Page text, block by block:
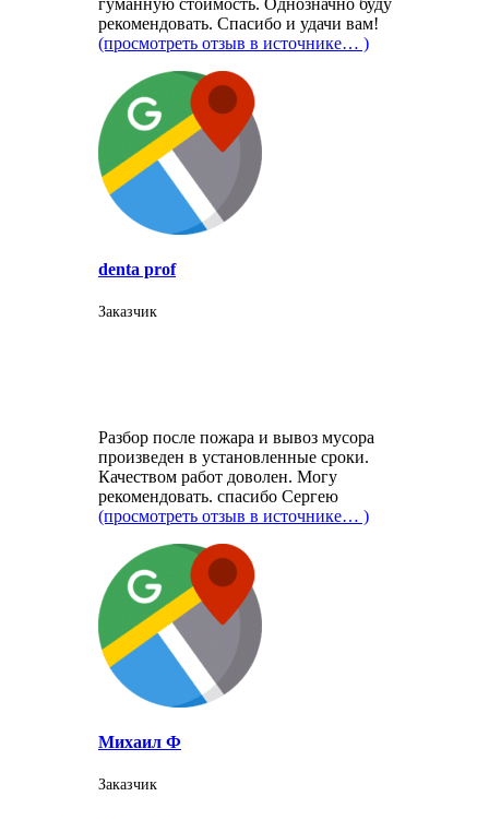
рекомендовать. Спасибо и удачи вам!
(просмотреть отзыв в источнике… )
denta prof
Заказчик
Разбор после пожара и вывоз мусора
произведен в установленные сроки.
Качеством работ доволен. Могу
рекомендовать. спасибо Сергею
(просмотреть отзыв в источнике… )
Михаил Ф
Заказчик